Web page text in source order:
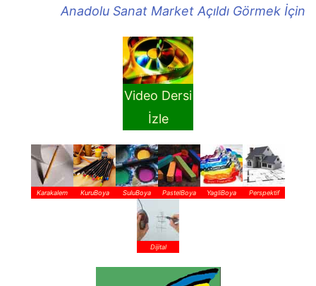
Anadolu Sanat Market Açıldı Görmek İçin
Video Dersi
İzle
Karakalem KuruBoya SuluBoya PastelBoya YagliBoya Perspektif
Dijital